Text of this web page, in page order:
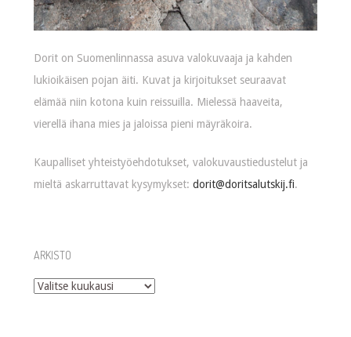
Dorit on Suomenlinnassa asuva valokuvaaja ja kahden
lukioikäisen pojan äiti. Kuvat ja kirjoitukset seuraavat
elämää niin kotona kuin reissuilla. Mielessä haaveita,
vierellä ihana mies ja jaloissa pieni mäyräkoira.
Kaupalliset yhteistyöehdotukset, valokuvaustiedustelut ja
mieltä askarruttavat kysymykset:dorit@doritsalutskij.fi.
ARKISTO
Arkisto